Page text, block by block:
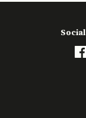
Social